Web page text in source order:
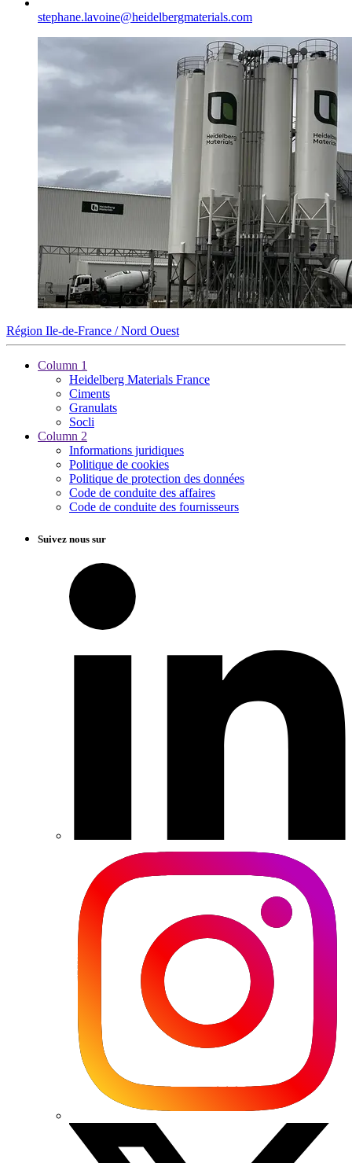
stephane.lavoine​@heidelbergmaterials.com
Région Ile-de-France / Nord Ouest
Column 1
Heidelberg Materials France
Ciments
Granulats
Socli
Column 2
Informations juridiques
Politique de cookies
Politique de protection des données
Code de conduite des affaires
Code de conduite des fournisseurs
Suivez nous sur